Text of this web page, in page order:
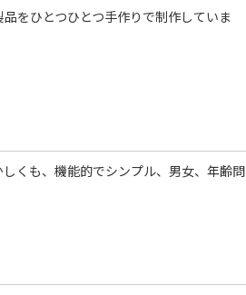
をひとつひとつ手作りで制作していま
くも、機能的でシンプル、男女、年齢問